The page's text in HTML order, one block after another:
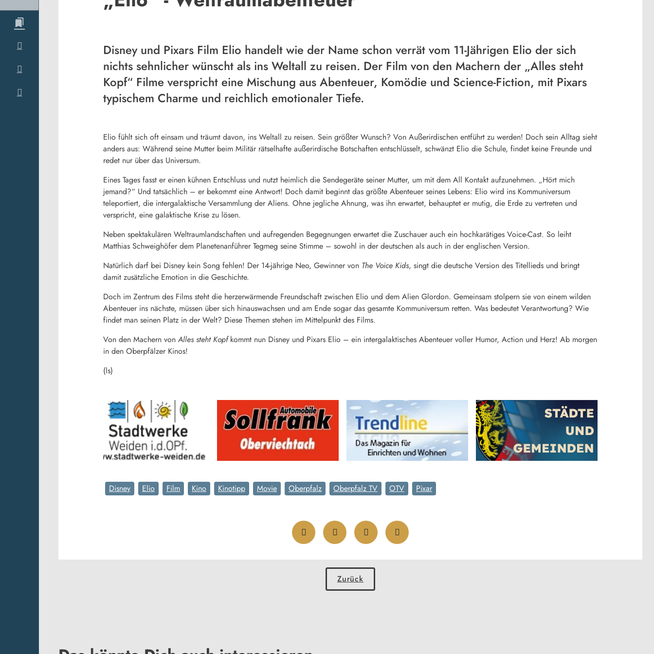
Disney und Pixars Film Elio handelt wie der Name schon verrät vom 11-Jährigen Elio der sich
nichts sehnlicher wünscht als ins Weltall zu reisen. Der Film von den Machern der „Alles steht
Kopf“ Filme verspricht eine Mischung aus Abenteuer, Komödie und Science-Fiction, mit Pixars
typischem Charme und reichlich emotionaler Tiefe.
Elio fühlt sich oft einsam und träumt davon, ins Weltall zu reisen. Sein größter Wunsch? Von Außerirdischen entführt zu werden! Doch sein Alltag sieht
anders aus: Während seine Mutter beim Militär rätselhafte außerirdische Botschaften entschlüsselt, schwänzt Elio die Schule, findet keine Freunde und
redet nur über das Universum.
Eines Tages fasst er einen kühnen Entschluss und nutzt heimlich die Sendegeräte seiner Mutter, um mit dem All Kontakt aufzunehmen. „Hört mich
jemand?“ Und tatsächlich – er bekommt eine Antwort! Doch damit beginnt das größte Abenteuer seines Lebens: Elio wird ins Kommuniversum
teleportiert, die intergalaktische Versammlung der Aliens. Ohne jegliche Ahnung, was ihn erwartet, behauptet er mutig, die Erde zu vertreten und
verspricht, eine galaktische Krise zu lösen.
Neben spektakulären Weltraumlandschaften und aufregenden Begegnungen erwartet die Zuschauer auch ein hochkarätiges Voice-Cast. So leiht
Matthias Schweighöfer dem Planetenanführer Tegmeg seine Stimme – sowohl in der deutschen als auch in der englischen Version.
Natürlich darf bei Disney kein Song fehlen! Der 14-jährige Neo, Gewinner von The Voice Kids, singt die deutsche Version des Titellieds und bringt
damit zusätzliche Emotion in die Geschichte.
Doch im Zentrum des Films steht die herzerwärmende Freundschaft zwischen Elio und dem Alien Glordon. Gemeinsam stolpern sie von einem wilden
Abenteuer ins nächste, müssen über sich hinauswachsen und am Ende sogar das gesamte Kommuniversum retten. Was bedeutet Verantwortung? Wie
findet man seinen Platz in der Welt? Diese Themen stehen im Mittelpunkt des Films.
Von den Machern vonAlles steht Kopfkommt nun Disney und Pixars Elio – ein intergalaktisches Abenteuer voller Humor, Action und Herz! Ab morgen
in den Oberpfälzer Kinos!
(ls)
Disney Elio Film Kino Kinotipp Movie Oberpfalz Oberpfalz TV OTV Pixar
Zurück